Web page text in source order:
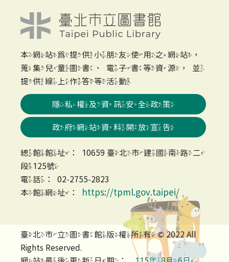
本網站為提供小朋友使用之網站，
蒐集兒童圖書、電子書等資源，並
提供線上作答等活動
隱私權及資訊安全政策
政府網站資料開放宣告
總館館址：10659 臺北市建國南路二
段125號
電話：02-2755-2823
本館網址：
https://tpml.gov.taipei/
臺北市立圖書館版權所有 © 2022 All
Rights Reserved.
網站最後更新日期：
115年8月6日